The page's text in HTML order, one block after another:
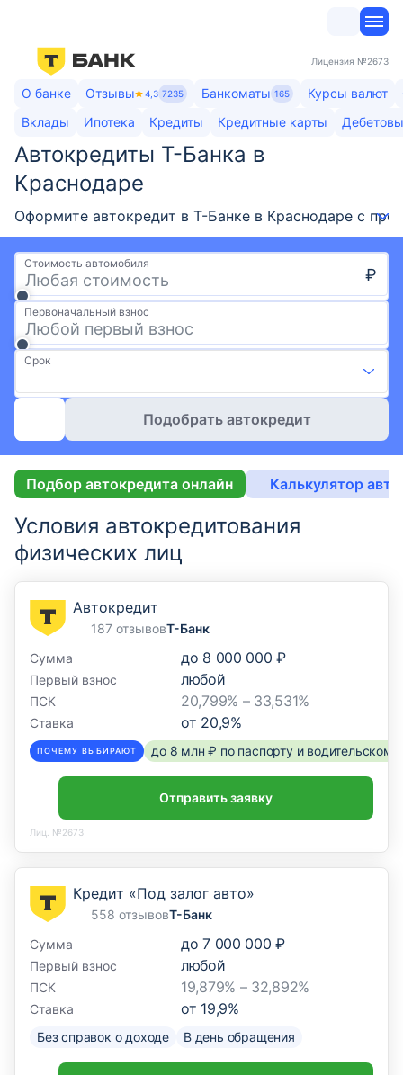
Лицензия №2673
О банке Отзывы 4,3 7235 Банкоматы 165 Курсы валют
Вклады
Ипотека Кредиты Кредитные карты
Автокредиты Т-Банка в
Краснодаре
Оформите автокредит в Т-Банке в Краснодаре с
Стоимость автомобиля
₽
Первоначальный взнос
Срок
Подобрать автокредит
Подбор автокредита онлайн Калькулятор
Условия автокредитования
физических лиц
Автокредит
187 отзывовТ-Банк
Сумма
до 8 000 000 ₽
Первый взнос любой
ПСК 20,799% – 33,531%
Ставка от 20,9%
ПОЧЕМУ ВЫБИРАЮТ до 8 млн ₽ по паспорту и
Отправить заявку
Лиц. №2673
Кредит «Под залог авто»
558 отзывовТ-Банк
Сумма
до 7 000 000 ₽
Первый взнос любой
ПСК 19,879% – 32,892%
Ставка от 19,9%
Без справок о доходе В день обращения